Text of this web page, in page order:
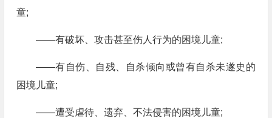
童;
——有破坏、攻击甚至伤人行为的困境儿童;
——有自伤、自残、自杀倾向或曾有自杀未遂史的
困境儿童;
——遭受虐待、遗弃、不法侵害的困境儿童;